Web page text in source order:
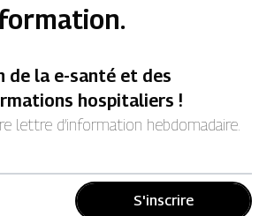
de la e-santé et des
hospitaliers !
lettre d’information hebdomadaire.
S'inscrire